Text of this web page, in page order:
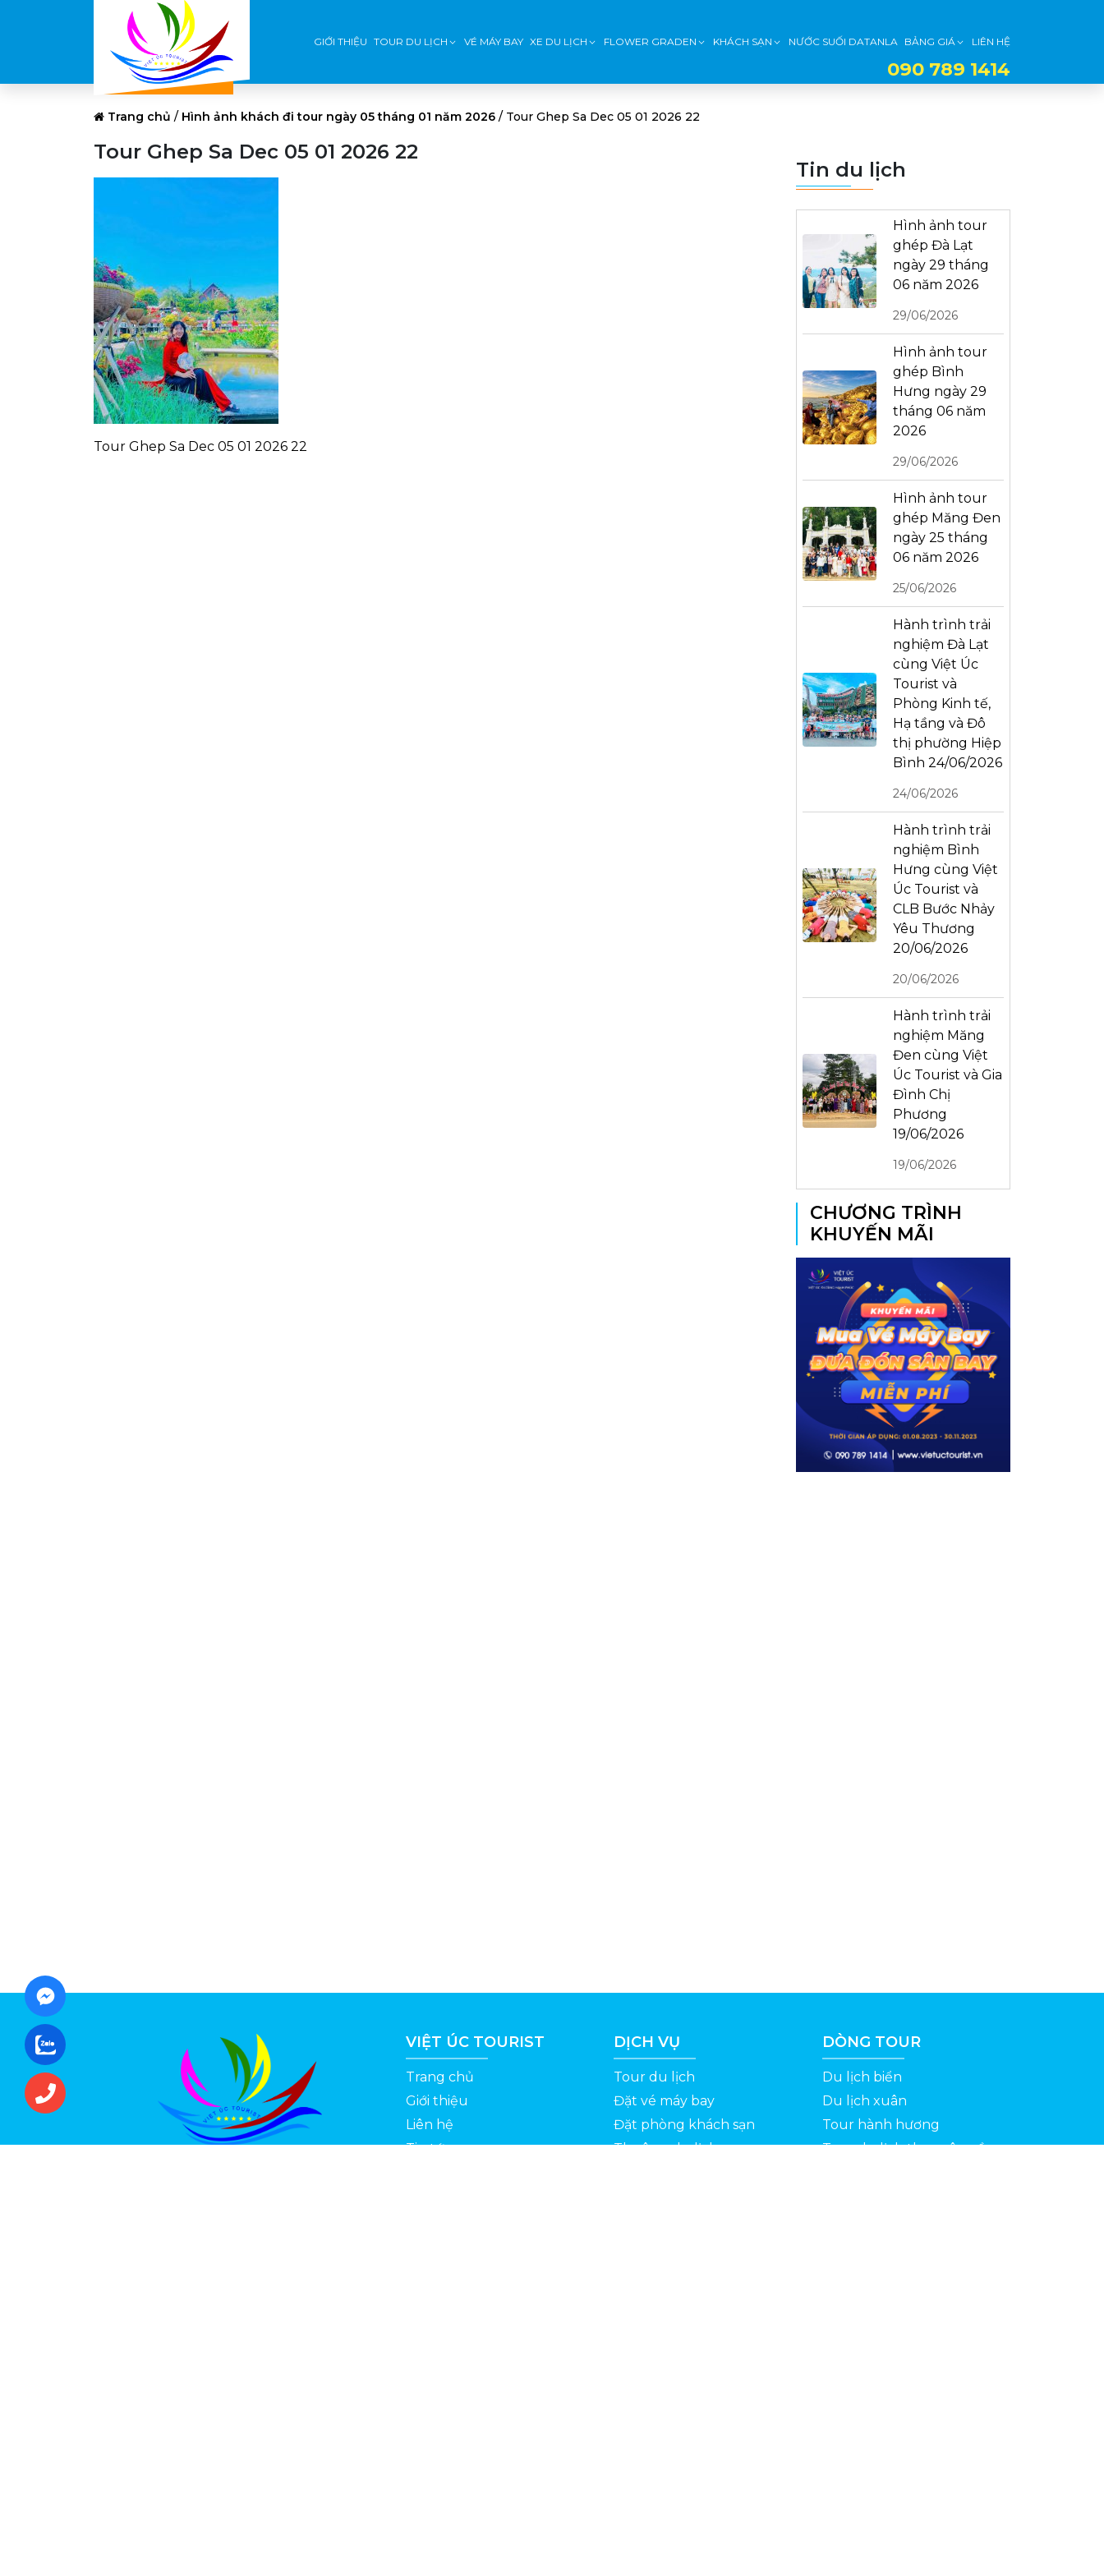
GIỚI THIỆU TOUR DU LỊCH VÉ MÁY BAY XE DU LỊCH FLOWER GRADEN KHÁCH SẠN NƯỚC SUỐI DATANLA BẢNG GIÁ LIÊN HỆ
090 789 1414
Trang chủ / Hình ảnh khách đi tour ngày 05 tháng 01 năm 2026 / Tour Ghep Sa Dec 05 01 2026 22
Tour Ghep Sa Dec 05 01 2026 22
Tour Ghep Sa Dec 05 01 2026 22
Tin du lịch
Hình ảnh tour
ghép Đà Lạt
ngày 29 tháng
06 năm 2026
29/06/2026
Hình ảnh tour
ghép Bình
Hưng ngày 29
tháng 06 năm
2026
29/06/2026
Hình ảnh tour
ghép Măng Đen
ngày 25 tháng
06 năm 2026
25/06/2026
Hành trình trải
nghiệm Đà Lạt
cùng Việt Úc
Tourist và
Phòng Kinh tế,
Hạ tầng và Đô
thị phường Hiệp
Bình 24/06/2026
24/06/2026
Hành trình trải
nghiệm Bình
Hưng cùng Việt
Úc Tourist và
CLB Bước Nhảy
Yêu Thương
20/06/2026
20/06/2026
Hành trình trải
nghiệm Măng
Đen cùng Việt
Úc Tourist và Gia
Đình Chị
Phương
19/06/2026
19/06/2026
CHƯƠNG TRÌNH
KHUYẾN MÃI
VIỆT ÚC TOURIST
Trang chủ
Giới thiệu
Liên hệ
Tin tức
DỊCH VỤ
Tour du lịch
Đặt vé máy bay
Đặt phòng khách sạn
Thuê xe du lịch
DÒNG TOUR
Du lịch biển
Du lịch xuân
Tour hành hương
Tour du lịch theo yêu cầu